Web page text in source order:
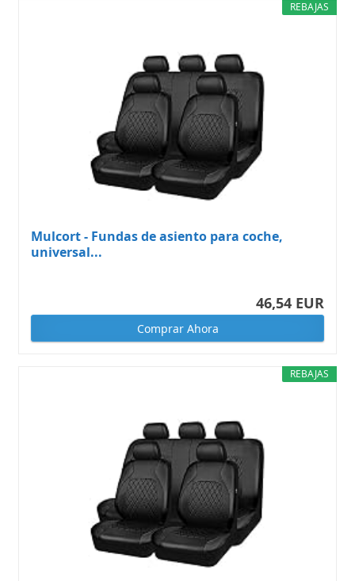
REBAJAS
Mulcort - Fundas de asiento para coche,
universal...
46,54 EUR
Comprar Ahora
REBAJAS